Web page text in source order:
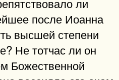
после Иоанна
высшей степени
Не тотчас ли он
Божественной